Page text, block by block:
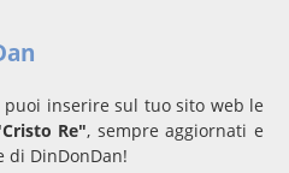
inserire sul tuo sito web le
Re", sempre aggiornati e
di DinDonDan!